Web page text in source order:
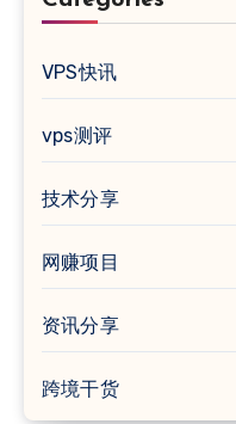
VPS快讯
vps测评
技术分享
网赚项目
资讯分享
跨境干货